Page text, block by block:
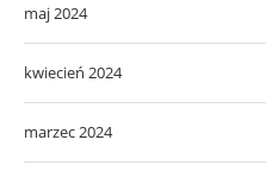
maj 2024
kwiecień 2024
marzec 2024